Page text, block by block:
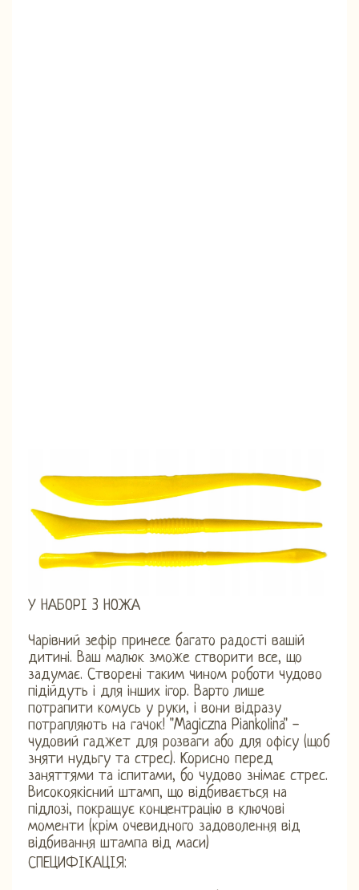
У НАБОРІ 3 НОЖА
Чарівний зефір принесе багато радості вашій
дитині. Ваш малюк зможе створити все, що
задумає. Створені таким чином роботи чудово
підійдуть і для інших ігор. Варто лише
потрапити комусь у руки, і вони відразу
потрапляють на гачок! "Magiczna Piankolina" -
чудовий гаджет для розваги або для офісу (щоб
зняти нудьгу та стрес). Корисно перед
заняттями та іспитами, бо чудово знімає стрес.
Високоякісний штамп, що відбивається на
підлозі, покращує концентрацію в ключові
моменти (крім очевидного задоволення від
відбивання штампа від маси)
СПЕЦИФІКАЦІЯ: